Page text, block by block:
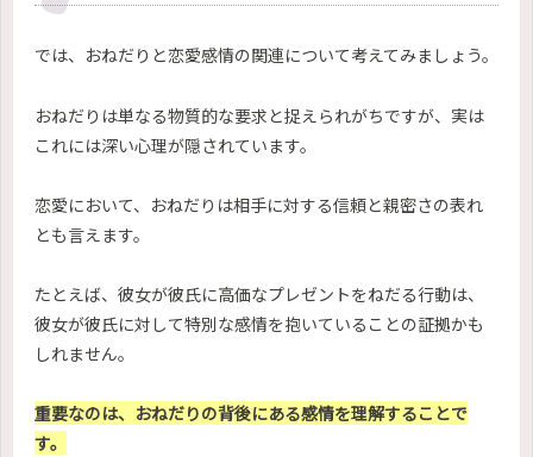
では、おねだりと恋愛感情の関連について考えてみましょう。
おねだりは単なる物質的な要求と捉えられがちですが、実は
これには深い心理が隠されています。
恋愛において、おねだりは相手に対する信頼と親密さの表れ
とも言えます。
たとえば、彼女が彼氏に高価なプレゼントをねだる行動は、
彼女が彼氏に対して特別な感情を抱いていることの証拠かも
しれません。
重要なのは、おねだりの背後にある感情を理解することで
す。